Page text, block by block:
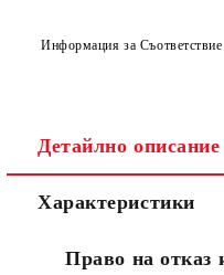
Съгласен съм с
Ние ще се свържем с вас в
Информация за Съответствие
Детайлно описание
Характеристики
Право на отказ